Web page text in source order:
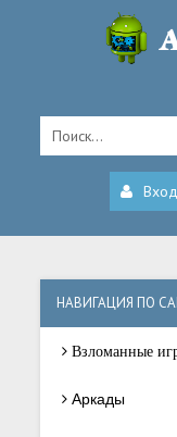
Вход
НАВИГАЦИЯ ПО
Взломанные
Аркады